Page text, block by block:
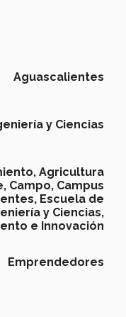
Aguascalientes
y Ciencias
Agricultura
Campo, Campus
Escuela de
y Ciencias,
e Innovación
Emprendedores